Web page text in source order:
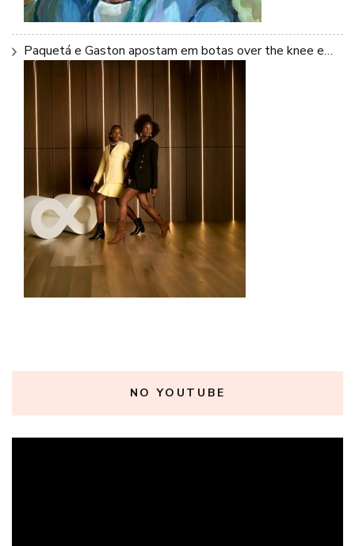
Paquetá e Gaston apostam em botas over the knee e…
NO YOUTUBE